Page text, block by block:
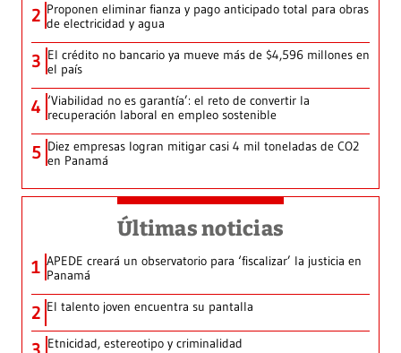
2 Proponen eliminar fianza y pago anticipado total para obras
de electricidad y agua
3 El crédito no bancario ya mueve más de $4,596 millones en
el país
4 ‘Viabilidad no es garantía’: el reto de convertir la
recuperación laboral en empleo sostenible
5 Diez empresas logran mitigar casi 4 mil toneladas de CO2
en Panamá
Últimas noticias
1 APEDE creará un observatorio para ‘fiscalizar’ la justicia en
Panamá
2 El talento joven encuentra su pantalla​
Etnicidad, estereotipo y criminalidad